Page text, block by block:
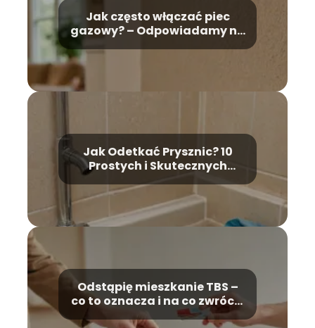
Jak często włączać piec
gazowy? – Odpowiadamy na
Jak Odetkać Prysznic? 10
Prostych i Skutecznych
Odstąpię mieszkanie TBS –
co to oznacza i na co zwrócić
uwagę?